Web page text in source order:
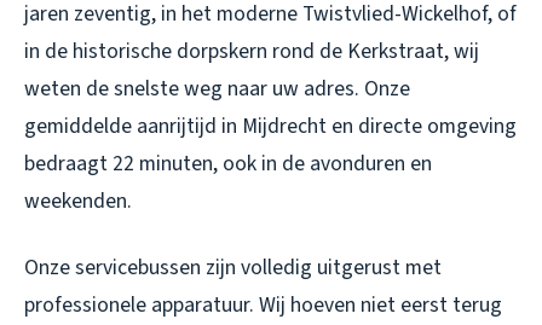
jaren zeventig, in het moderne Twistvlied-Wickelhof, of
in de historische dorpskern rond de Kerkstraat, wij
weten de snelste weg naar uw adres. Onze
gemiddelde aanrijtijd in Mijdrecht en directe omgeving
bedraagt 22 minuten, ook in de avonduren en
weekenden.
Onze servicebussen zijn volledig uitgerust met
professionele apparatuur. Wij hoeven niet eerst terug